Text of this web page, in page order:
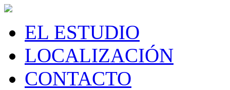
EL ESTUDIO
LOCALIZACIÓN
CONTACTO